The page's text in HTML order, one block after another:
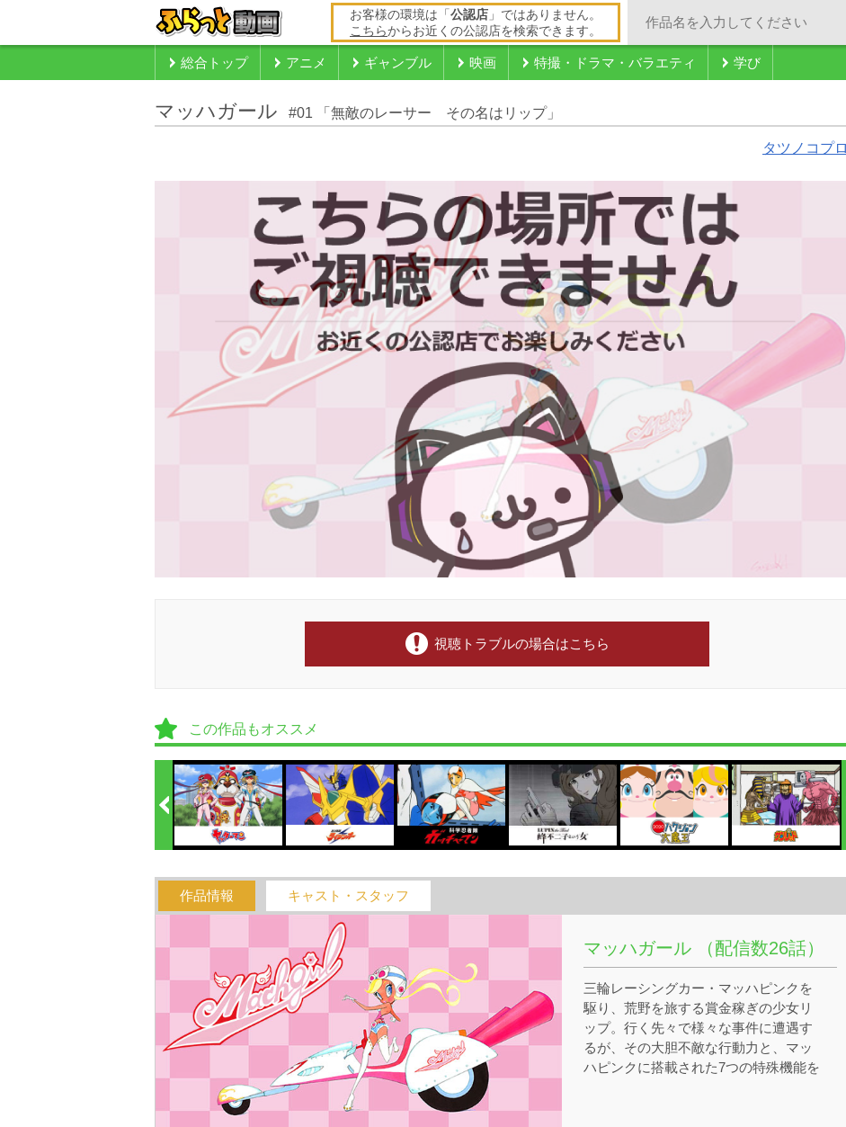
お客様の環境は「 公認店 」ではありません。
こちらからお近くの公認店を検索できます。
総合トップ アニメ ギャンブル 映画 特撮・ドラマ・バラエティ 学び
マッハガール #01 「無敵のレーサー その名はリップ」
タツノコプロ
視聴トラブルの場合はこちら
この作品もオススメ
作品情報 キャスト・スタッフ
マッハガール （配信数26話）
三輪レーシングカー・マッハピンクを
駆り、荒野を旅する賞金稼ぎの少女リ
ップ。行く先々で様々な事件に遭遇す
るが、その大胆不敵な行動力と、マッ
ハピンクに搭載された7つの特殊機能を